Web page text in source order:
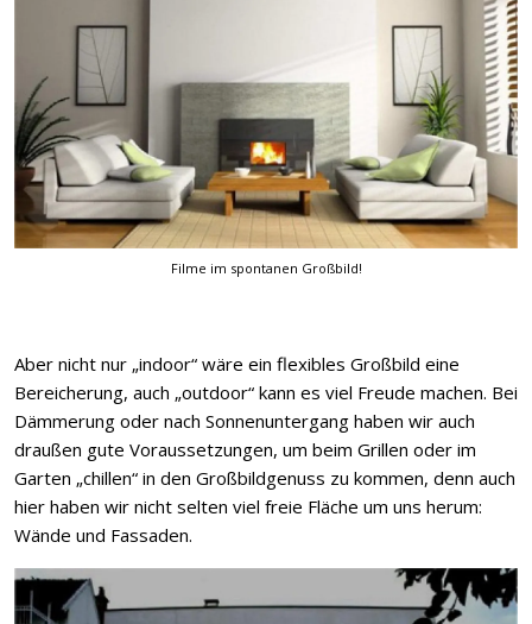
Filme im spontanen Großbild!
Aber nicht nur „indoor“ wäre ein flexibles Großbild eine
Bereicherung, auch „outdoor“ kann es viel Freude machen. Bei
Dämmerung oder nach Sonnenuntergang haben wir auch
draußen gute Voraussetzungen, um beim Grillen oder im
Garten „chillen“ in den Großbildgenuss zu kommen, denn auch
hier haben wir nicht selten viel freie Fläche um uns herum:
Wände und Fassaden.